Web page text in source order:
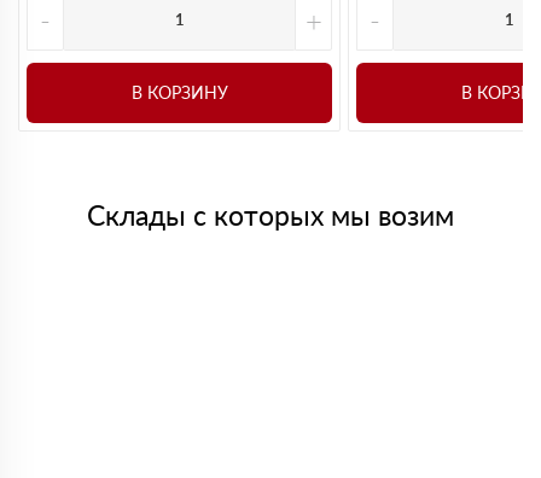
- +
В КОРЗИНУ
-
В
Склады с которых мы возим